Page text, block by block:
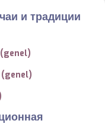
и традиции
(genel)
(genel)